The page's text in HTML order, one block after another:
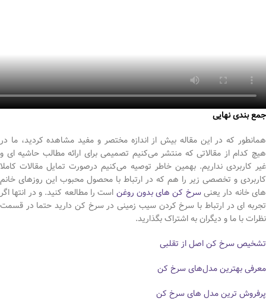
جمع بندی نهایی
همانطور که در این مقاله بیش از اندازه مختصر و مفید مشاهده کردید، ما در
هیچ کدام از مقالاتی که منتشر می‌کنیم تصمیمی برای ارائه مطالب حاشیه ای و
غیر کاربردی نداریم. بهمین خاطر توصیه می‌کنیم درصورت تمایل مقالات کاملا
کاربردی و تخصصی زیر را هم که در ارتباط با محصول محبوب این روزهای خانم
های خانه دار یعنیسرخ کن های بدون روغن است را مطالعه کنید. و در انتها اگر
تجربه ای در ارتباط با سرخ کردن سیب زمینی در سرخ کن دارید حتما در قسمت
نظرات با ما و دیگران به اشتراک بگذارید.
تشخیص سرخ کن اصل از تقلبی
معرفی بهترین مدل‌های سرخ کن
پرفروش ترین مدل های سرخ کن